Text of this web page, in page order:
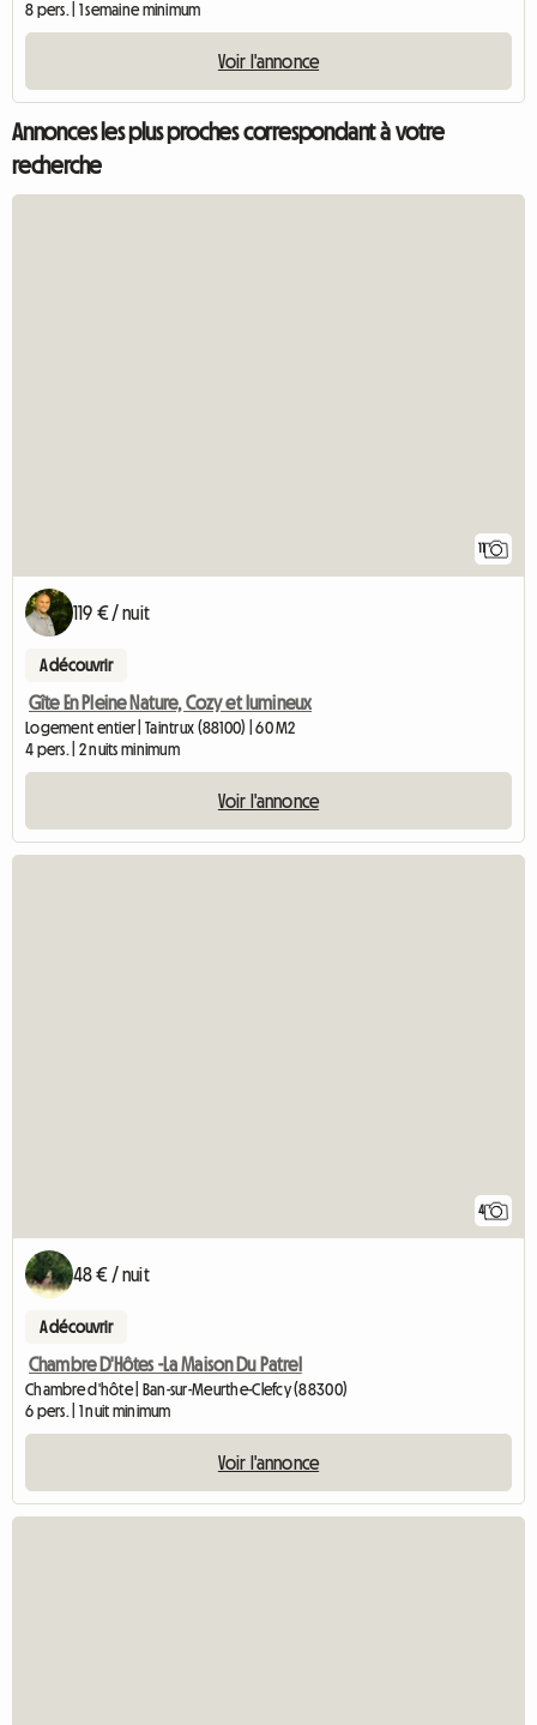
8 pers. | 1 semaine minimum
Voir l'annonce
Annonces les plus proches correspondant à votre
recherche
119 € / nuit
A découvrir
Gîte En Pleine Nature, Cozy et lumineux
Logement entier | Taintrux (88100) | 60 M2
4 pers. | 2 nuits minimum
Voir l'annonce
4
48 € / nuit
A découvrir
Chambre D'Hôtes -La Maison Du Patrel
Chambre d'hôte | Ban-sur-Meurthe-Clefcy (88300)
6 pers. | 1 nuit minimum
Voir l'annonce